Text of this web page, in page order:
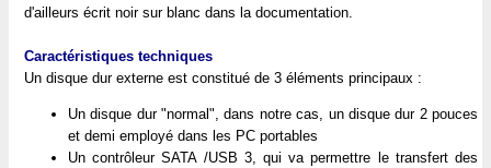
d'ailleurs écrit noir sur blanc dans la documentation.
Caractéristiques techniques
Un disque dur externe est constitué de 3 éléments principaux :
Un disque dur "normal", dans notre cas, un disque dur 2 pouces
et demi employé dans les PC portables
Un contrôleur SATA /USB 3, qui va permettre le transfert des